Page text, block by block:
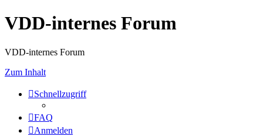
VDD-internes Forum
VDD-internes Forum
Zum Inhalt
Schnellzugriff
FAQ
Anmelden